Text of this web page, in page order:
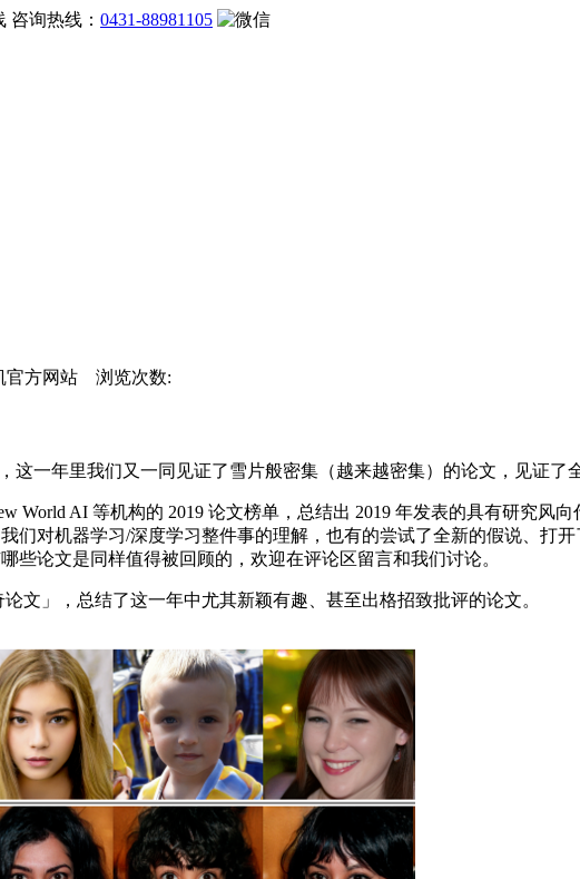
咨询热线： 0431-88981105
官方网站 浏览次数:
一年里我们又一同见证了雪片般密集（越来越密集）的论文，见证了
AI 等机构的 2019 论文榜单，总结出 2019 年发表的具有研究风
们对机器学习/深度学习整件事的理解，也有的尝试了全新的假说、打
些论文是同样值得被回顾的，欢迎在评论区留言和我们讨论。
」，总结了这一年中尤其新颖有趣、甚至出格招致批评的论文。